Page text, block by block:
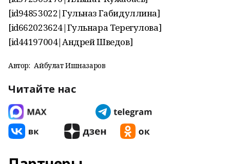
[id94853022|Гульназ Габидуллина]
[id662023624|Гульнара Терегулова]
[id44197004|Андрей Шведов]
Автор: Айбулат Ишназаров
Читайте нас